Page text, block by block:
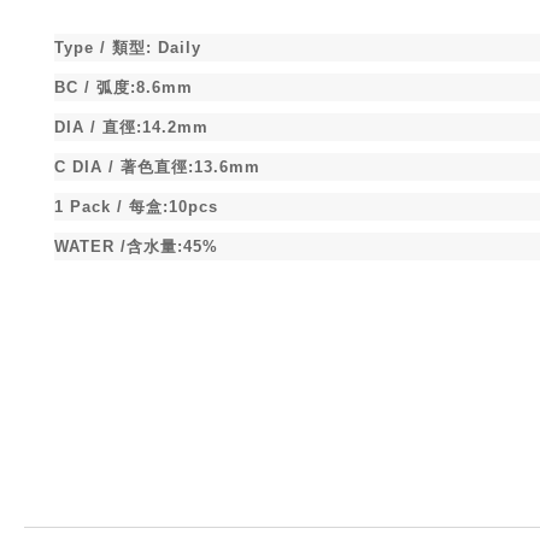
Type / 類型 : Daily
BC / 弧度:8.6mm
DIA / 直徑:14.2mm
C DIA / 著色直徑:13.6mm
1 Pack / 每盒:10pcs
WATER /含水量:45%